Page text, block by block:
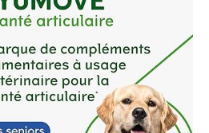
l’arthrose chien, ce
complément
articulation chien
senior soutient la
mobilité sans
contrainte. Grâce
à son extrait de